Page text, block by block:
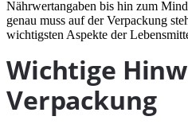
Nährwertangaben bis hin zum
genau muss auf der Verpackung
wichtigsten Aspekte der
Wichtige
Verpackung